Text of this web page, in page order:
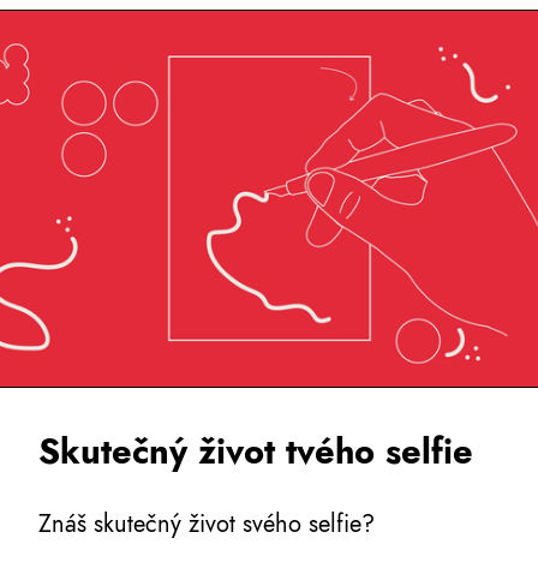
Skutečný život tvého selfie
Znáš skutečný život svého selfie?